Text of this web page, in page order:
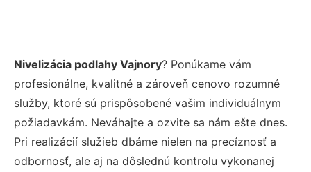
Nivelizácia podlahy Vajnory? Ponúkame vám
profesionálne, kvalitné a zároveň cenovo rozumné
služby, ktoré sú prispôsobené vašim individuálnym
požiadavkám. Neváhajte a ozvite sa nám ešte dnes.
Pri realizácií služieb dbáme nielen na precíznosť a
odbornosť, ale aj na dôslednú kontrolu vykonanej